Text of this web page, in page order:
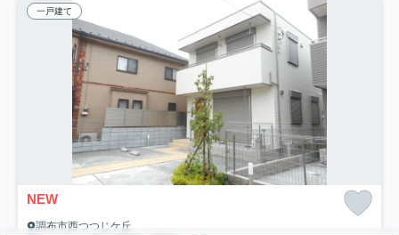
一戸建て
NEW
調布市西つつじケ丘